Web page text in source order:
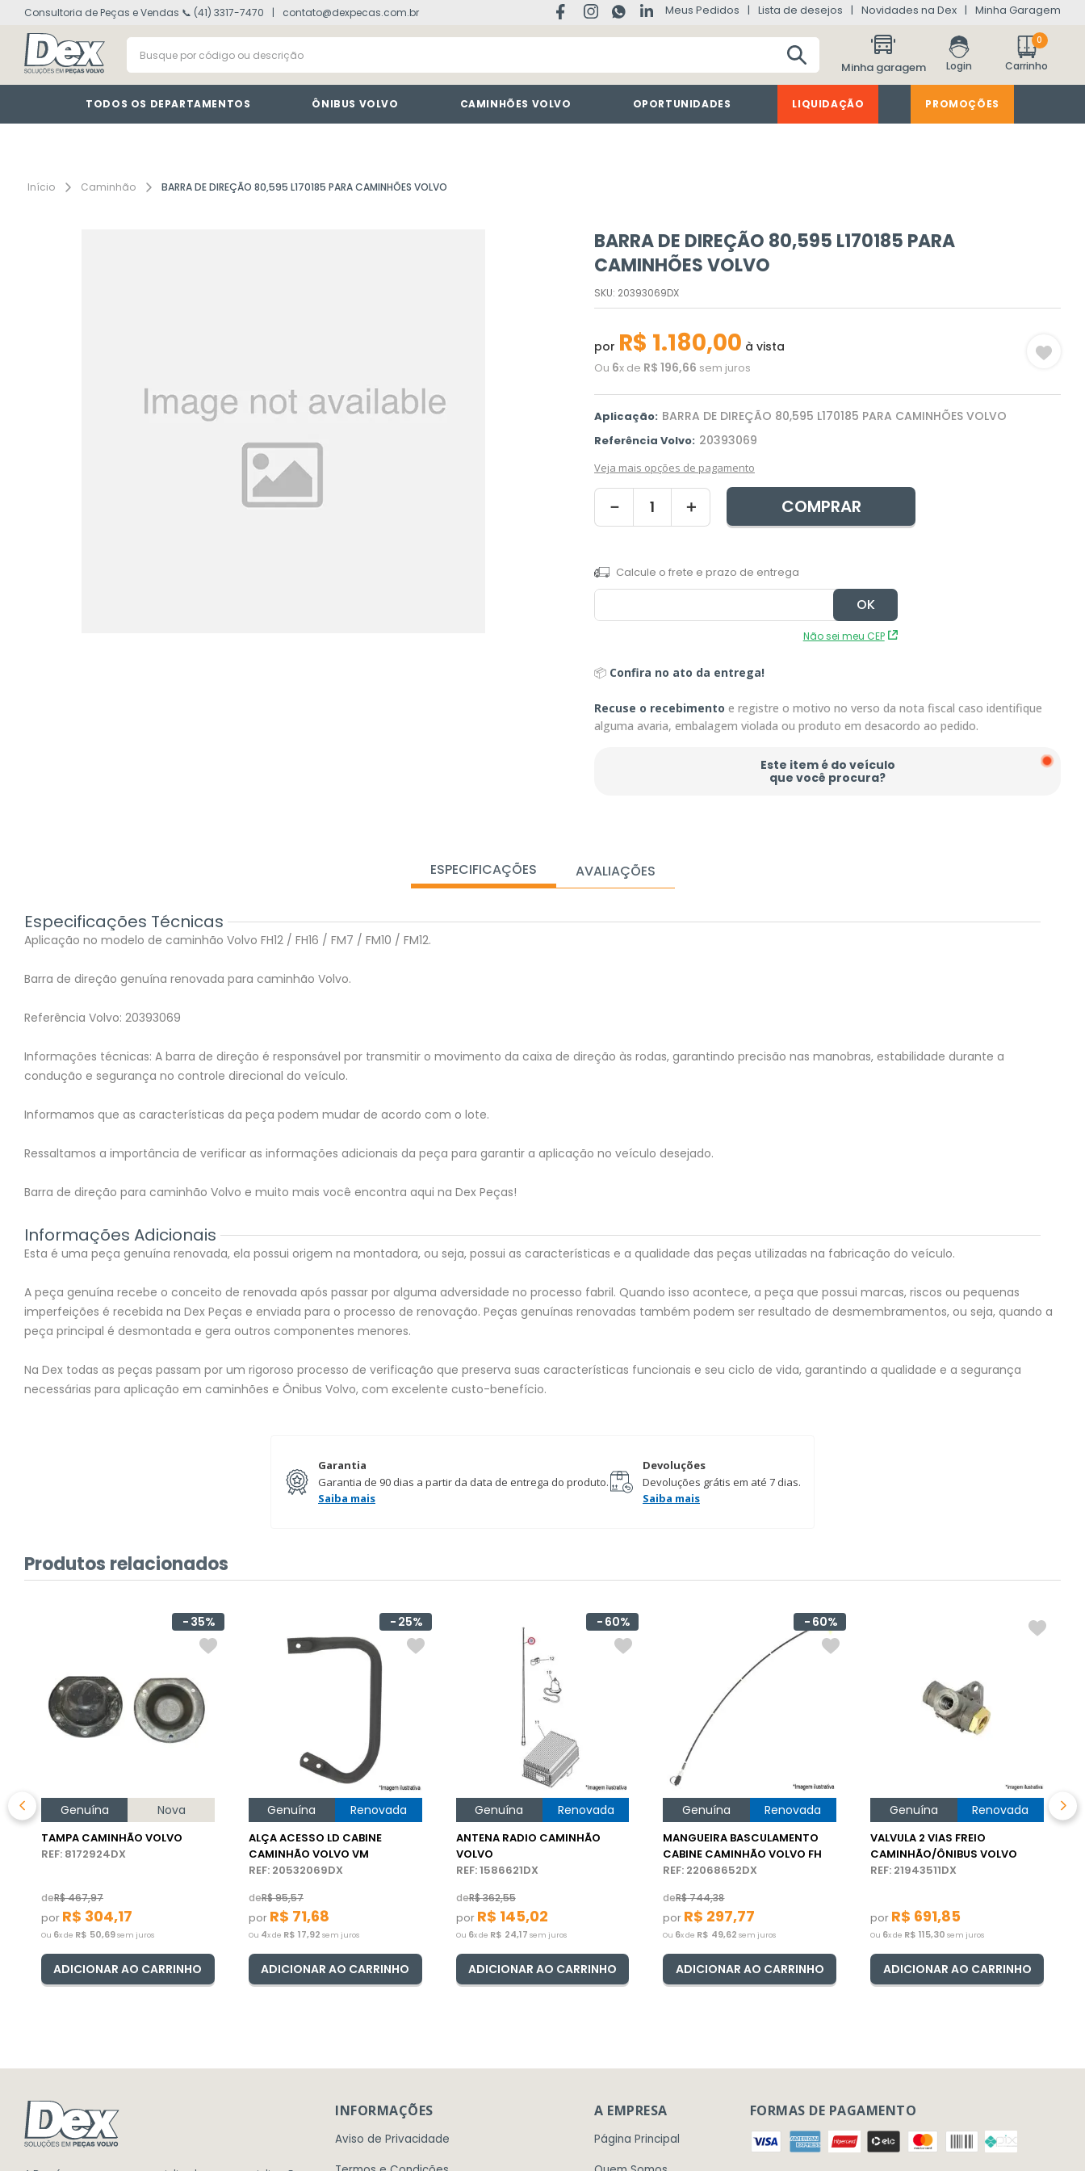
Consultoria de Peças e Vendas 📞 (41) 3317-7470 contato@dexpecas.com.br Meus Pedidos Lista de desejos Novidades na Dex Minha Garagem
Busque por código ou descrição
Minha garagem
0
TODOS OS DEPARTAMENTOS ÔNIBUS VOLVO CAMINHÕES VOLVO OPORTUNIDADES LIQUIDAÇÃO PROMOÇÕES
Caminhão BARRA DE DIREÇÃO 80,595 L170185 PARA CAMINHÕES VOLVO
BARRA DE DIREÇÃO 80,595 L170185 PARA
CAMINHÕES VOLVO
SKU: 20393069DX
por R$ 1.180,00 à vista
Ou 6x de R$ 196,66 sem juros
Aplicação: BARRA DE DIREÇÃO 80,595 L170185 PARA CAMINHÕES VOLVO
Referência Volvo: 20393069
Veja mais opções de pagamento
＋
－ COMPRAR
Não sei meu CEP
📦 Confira no ato da entrega!
Recuse o recebimento e registre o motivo no verso da nota fiscal caso identifique
alguma avaria, embalagem violada ou produto em desacordo ao pedido.
Este item é do veículo
que você procura?
ESPECIFICAÇÕES AVALIAÇÕES
Especificações Técnicas
Aplicação no modelo de caminhão Volvo FH12 / FH16 / FM7 / FM10 / FM12.
Barra de direção genuína renovada para caminhão Volvo.
Referência Volvo: 20393069
Informações técnicas: A barra de direção é responsável por transmitir o movimento da caixa de direção às rodas, garantindo precisão nas manobras, estabilidade durante a
condução e segurança no controle direcional do veículo.
Informamos que as características da peça podem mudar de acordo com o lote.
Ressaltamos a importância de verificar as informações adicionais da peça para garantir a aplicação no veículo desejado.
Barra de direção para caminhão Volvo e muito mais você encontra aqui na Dex Peças!
Informações Adicionais
Esta é uma peça genuína renovada, ela possui origem na montadora, ou seja, possui as características e a qualidade das peças utilizadas na fabricação do veículo.
A peça genuína recebe o conceito de renovada após passar por alguma adversidade no processo fabril. Quando isso acontece, a peça que possui marcas, riscos ou pequenas
imperfeições é recebida na Dex Peças e enviada para o processo de renovação. Peças genuínas renovadas também podem ser resultado de desmembramentos, ou seja, quando a
peça principal é desmontada e gera outros componentes menores.
Na Dex todas as peças passam por um rigoroso processo de verificação que preserva suas características funcionais e seu ciclo de vida, garantindo a qualidade e a segurança
necessárias para aplicação em caminhões e Ônibus Volvo, com excelente custo-benefício.
Garantia
Garantia de 90 dias a partir da data de entrega do produto.
Saiba mais
Devoluções
Devoluções grátis em até 7 dias.
Saiba mais
Produtos relacionados
35%
Genuína Nova
TAMPA CAMINHÃO VOLVO
REF: 8172924DX
deR$467,97
por R$ 304,17
Ou 6x de R$ 50,69sem juros
ADICIONAR AO CARRINHO
25%
Genuína Renovada
ALÇA ACESSO LD CABINE
CAMINHÃO VOLVO VM
REF: 20532069DX
deR$95,57
por R$ 71,68
Ou 4x de R$ 17,92 sem juros
ADICIONAR AO CARRINHO
60%
Genuína Renovada
ANTENA RADIO CAMINHÃO
VOLVO
REF: 1586621DX
deR$362,55
por R$ 145,02
Ou 6x de R$ 24,17 sem juros
ADICIONAR AO CARRINHO
60%
Genuína Renovada
MANGUEIRA BASCULAMENTO
CABINE CAMINHÃO VOLVO FH
REF: 22068652DX
deR$744,38
por R$ 297,77
Ou 6x de R$ 49,62 sem juros
ADICIONAR AO CARRINHO
Genuína Renovada
VALVULA 2 VIAS FREIO
CAMINHÃO/ÔNIBUS VOLVO
REF: 21943511DX
por R$ 691,85
Ou 6x de R$ 115,30 sem juros
ADICIONAR AO CARRINHO
INFORMAÇÕES
Aviso de Privacidade
A EMPRESA
Página Principal
FORMAS DE PAGAMENTO
1º volvo fh
3º painel
4º farol
5º defletor
7 cabine